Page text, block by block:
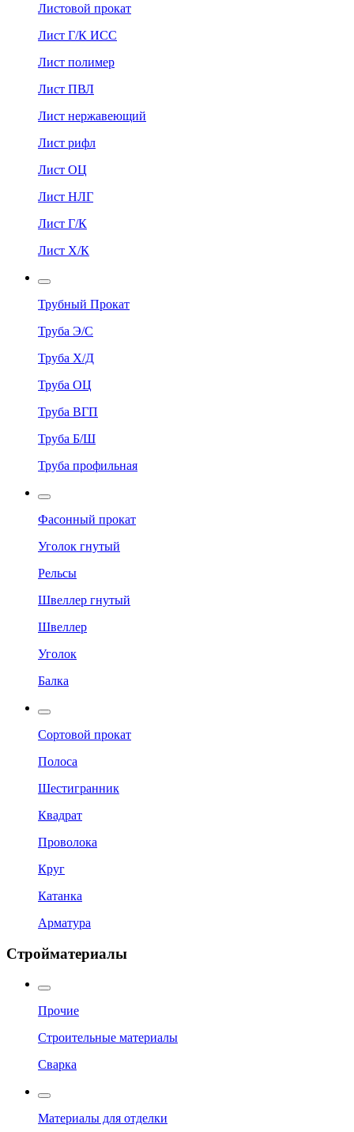
Листовой прокат
Лист Г/К ИСС
Лист полимер
Лист ПВЛ
Лист нержавеющий
Лист рифл
Лист ОЦ
Лист НЛГ
Лист Г/К
Лист Х/К
Трубный Прокат
Труба Э/С
Труба Х/Д
Труба ОЦ
Труба ВГП
Труба Б/Ш
Труба профильная
Фасонный прокат
Уголок гнутый
Рельсы
Швеллер гнутый
Швеллер
Уголок
Балка
Сортовой прокат
Полоса
Шестигранник
Квадрат
Проволока
Круг
Катанка
Арматура
Стройматериалы
Прочие
Строительные материалы
Сварка
Материалы для отделки